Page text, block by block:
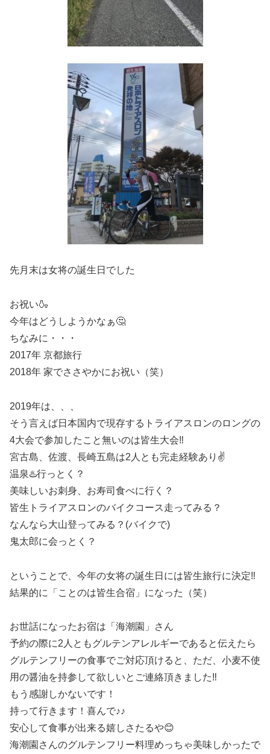
先月末は女将の誕生日でした
お祝い🍶
今年はどうしようかなぁ🤔
ちなみに・・・
2017年 京都旅行
2018年 家でささやかにお祝い（笑）
2019年は、、、
そう言えば日本国内で現存するトライアスロンのロングの
4大会で参加したこと無いのは皆生大会‼️
宮古島、佐渡、長崎五島は2人とも完走経験あり✌️
温泉♨️行っとく？
美味しいお刺身、お寿司食べに行く？
皆生トライアスロンのバイクコース走ってみる？
なんなら大山登ってみる？(バイクで)
鬼太郎に会っとく？
ということで、今年の女将の誕生日には皆生旅行に決定‼️
結果的に「ことのは皆生合宿」になった（笑）
お世話になったお宿は「海潮園」さん
予約の際に2人ともグルテンアレルギーであると伝えたら
グルテンフリーの食事でご対応頂けると、ただ、小麦不使
用の醤油を持参して欲しいとご連絡頂きました‼️
もう感謝しかないです！
持って行きます！喜んで♪♪
安心して食事が出来る嬉しさたるや😊
海潮園さんのグルテンフリー料理めっちゃ美味しかったで